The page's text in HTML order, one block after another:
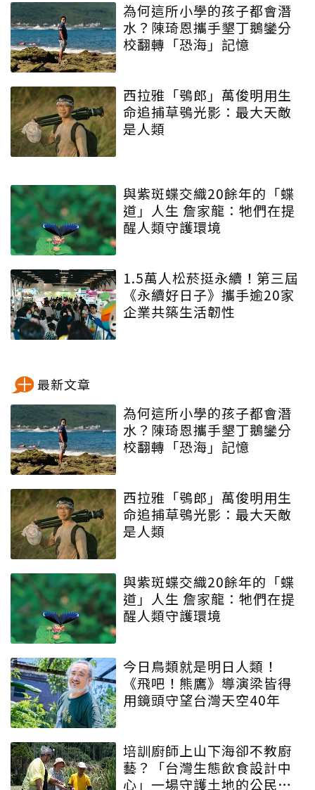
為何這所小學的孩子都會潛
水？陳琦恩攜手墾丁鵝鑾分
校翻轉「恐海」記憶
西拉雅「鴞郎」萬俊明用生
命追捕草鴞光影：最大天敵
是人類
與紫斑蝶交織20餘年的「蝶
道」人生 詹家龍：牠們在提
醒人類守護環境
1.5萬人松菸挺永續！第三屆
《永續好日子》攜手逾20家
企業共築生活韌性
最新文章
為何這所小學的孩子都會潛
水？陳琦恩攜手墾丁鵝鑾分
校翻轉「恐海」記憶
西拉雅「鴞郎」萬俊明用生
命追捕草鴞光影：最大天敵
是人類
與紫斑蝶交織20餘年的「蝶
道」人生 詹家龍：牠們在提
醒人類守護環境
今日鳥類就是明日人類！
《飛吧！熊鷹》導演梁皆得
用鏡頭守望台灣天空40年
培訓廚師上山下海卻不教廚
藝？「台灣生態飲食設計中
心」一場守護土地的公民運